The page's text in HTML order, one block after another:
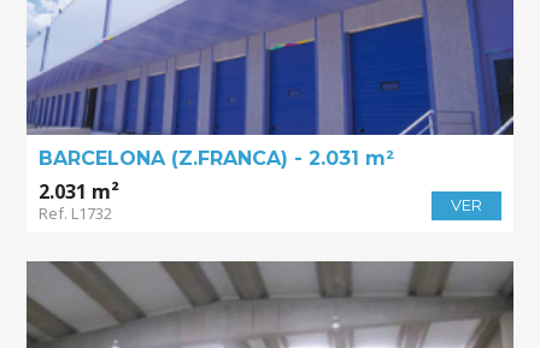
BARCELONA (Z.FRANCA) - 2.031 m²
2.031 m²
Ref. L1732 VER